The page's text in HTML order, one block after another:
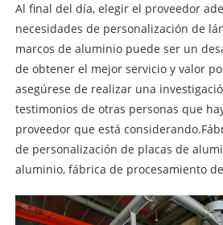
Al final del día, elegir el proveedor
necesidades de personalización de
marcos de aluminio puede ser un
de obtener el mejor servicio y valor
asegúrese de realizar una
testimonios de otras personas que
proveedor que está considerando.
de personalización de placas de
aluminio, fábrica de procesamiento